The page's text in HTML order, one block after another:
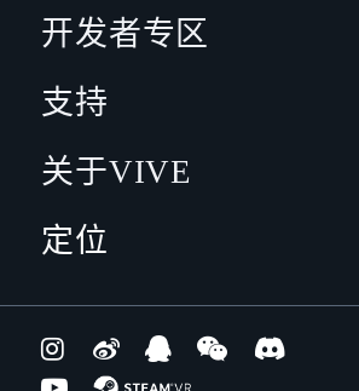
开发者专区
支持
关于VIVE
定位